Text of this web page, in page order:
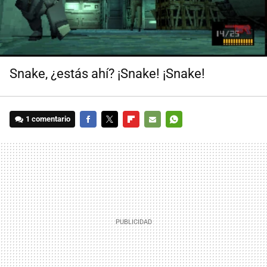
Snake, ¿estás ahí? ¡Snake! ¡Snake!
1 comentario
MAIL